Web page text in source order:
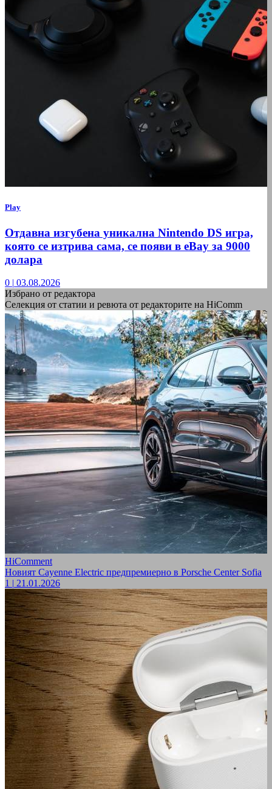
Play
Отдавна изгубена уникална Nintendo DS игра,
която се изтрива сама, се появи в eBay за 9000
долара
0 | 03.08.2026
Избрано от редактора
Селекция от статии и ревюта от редакторите на HiComm
HiComment
Новият Cayenne Electric предпремиерно в Porsche Center Sofia
1 | 21.01.2026